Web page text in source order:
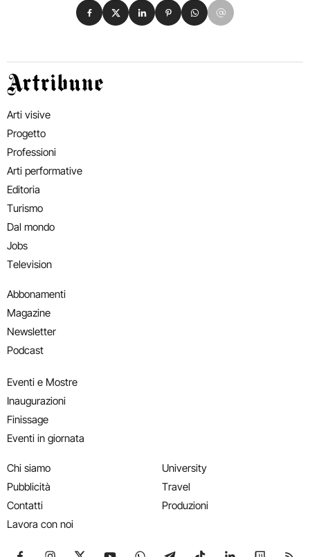
Condividi su Facebook
Condividi su X
Condividi su LinkedIn
Condividi su Pinterest
Condividi su WhatsApp
Condividi su Email
Artribune
Arti visive
Progetto
Professioni
Arti performative
Editoria
Turismo
Dal mondo
Jobs
Television
Abbonamenti
Magazine
Newsletter
Podcast
Eventi e Mostre
Inaugurazioni
Finissage
Eventi in giornata
Chi siamo
Pubblicità
Contatti
Lavora con noi
University
Travel
Produzioni
Seguici su Facebook
Seguici su Instagram
Seguici su X
Seguici su YouTube
Seguici su WhatsApp
Seguici su Telegram
Seguici su TikTok
Seguici su
Seguici